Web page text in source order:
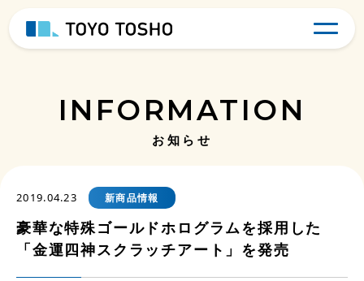
INFORMATION
お知らせ
2019.04.23 新商品情報
豪華な特殊ゴールドホログラムを採用した
「金運四神スクラッチアート」を発売